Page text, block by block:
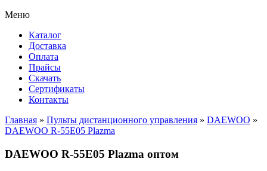
Меню
Каталог
Доставка
Оплата
Прайсы
Cкачать
Сертификаты
Контакты
Главная » Пульты дистанционного управления » DAEWOO »
DAEWOO R-55E05 Plazma
DAEWOO R-55E05 Plazma оптом